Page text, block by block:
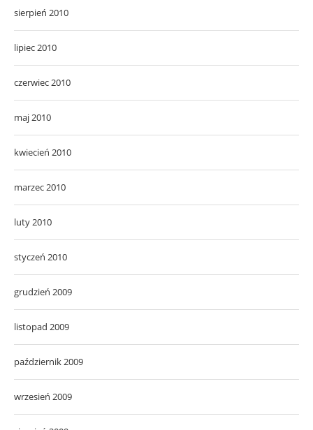
sierpień 2010
lipiec 2010
czerwiec 2010
maj 2010
kwiecień 2010
marzec 2010
luty 2010
styczeń 2010
grudzień 2009
listopad 2009
październik 2009
wrzesień 2009